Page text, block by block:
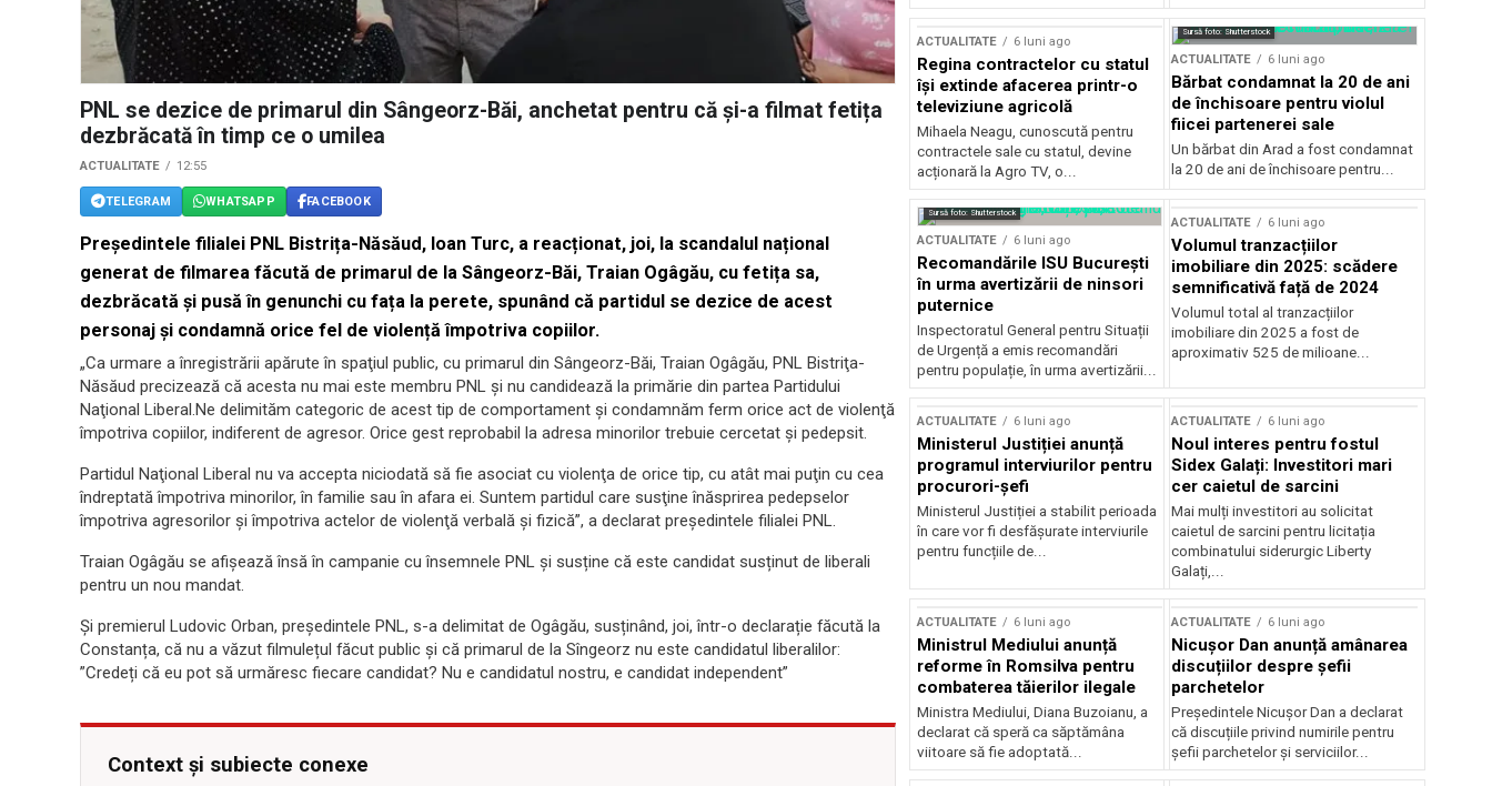
PNL se dezice de primarul din Sângeorz-Băi, anchetat pentru că și-a filmat fetița
dezbrăcată în timp ce o umilea
ACTUALITATE 12:55
TELEGRAM WHATSAPP FACEBOOK
Președintele filialei PNL Bistrița-Năsăud, Ioan Turc, a reacționat, joi, la scandalul național
generat de filmarea făcută de primarul de la Sângeorz-Băi, Traian Ogâgău, cu fetița sa,
dezbrăcată și pusă în genunchi cu fața la perete, spunând că partidul se dezice de acest
personaj și condamnă orice fel de violență împotriva copiilor.
„Ca urmare a înregistrării apărute în spaţiul public, cu primarul din Sângeorz-Băi, Traian Ogâgău, PNL Bistriţa-
Năsăud precizează că acesta nu mai este membru PNL şi nu candidează la primărie din partea Partidului
Naţional Liberal.Ne delimităm categoric de acest tip de comportament şi condamnăm ferm orice act de violenţă
împotriva copiilor, indiferent de agresor. Orice gest reprobabil la adresa minorilor trebuie cercetat şi pedepsit.
Partidul Naţional Liberal nu va accepta niciodată să fie asociat cu violenţa de orice tip, cu atât mai puţin cu cea
îndreptată împotriva minorilor, în familie sau în afara ei. Suntem partidul care susţine înăsprirea pedepselor
împotriva agresorilor și împotriva actelor de violenţă verbală şi fizică”, a declarat președintele filialei PNL.
Traian Ogâgău se afișează însă în campanie cu însemnele PNL și susține că este candidat susținut de liberali
pentru un nou mandat.
Și premierul Ludovic Orban, președintele PNL, s-a delimitat de Ogâgău, susținând, joi, într-o declarație făcută la
Constanța, că nu a văzut filmulețul făcut public și că primarul de la Sîngeorz nu este candidatul liberalilor:
”Credeți că eu pot să urmăresc fiecare candidat? Nu e candidatul nostru, e candidat independent”
Context și subiecte conexe
ACTUALITATE 6 luni ago
Regina contractelor cu statul
își extinde afacerea printr-o
televiziune agricolă
Mihaela Neagu, cunoscută pentru
contractele sale cu statul, devine
acționară la Agro TV, o...
Sursă foto: Shutterstock
ACTUALITATE 6 luni ago
Bărbat condamnat la 20 de ani
de închisoare pentru violul
fiicei partenerei sale
Un bărbat din Arad a fost condamnat
la 20 de ani de închisoare pentru...
Sursă foto: Shutterstock
ACTUALITATE 6 luni ago
Recomandările ISU București
în urma avertizării de ninsori
puternice
Inspectoratul General pentru Situații
de Urgență a emis recomandări
pentru populație, în urma avertizării...
ACTUALITATE 6 luni ago
Volumul tranzacțiilor
imobiliare din 2025: scădere
semnificativă față de 2024
Volumul total al tranzacțiilor
imobiliare din 2025 a fost de
aproximativ 525 de milioane...
ACTUALITATE 6 luni ago
Ministerul Justiției anunță
programul interviurilor pentru
procurori-șefi
Ministerul Justiției a stabilit perioada
în care vor fi desfășurate interviurile
pentru funcțiile de...
ACTUALITATE 6 luni ago
Noul interes pentru fostul
Sidex Galați: Investitori mari
cer caietul de sarcini
Mai mulți investitori au solicitat
caietul de sarcini pentru licitația
combinatului siderurgic Liberty
Galați,...
ACTUALITATE 6 luni ago
Ministrul Mediului anunță
reforme în Romsilva pentru
combaterea tăierilor ilegale
Ministra Mediului, Diana Buzoianu, a
declarat că speră ca săptămâna
viitoare să fie adoptată...
ACTUALITATE 6 luni ago
Nicușor Dan anunță amânarea
discuțiilor despre șefii
parchetelor
Președintele Nicușor Dan a declarat
că discuțiile privind numirile pentru
șefii parchetelor și serviciilor...